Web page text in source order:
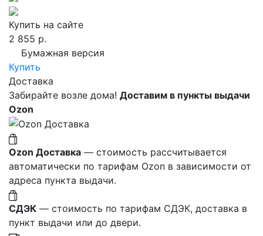
Купить на сайте
2 855 р.
Бумажная версия
Купить
Доставка
Забирайте возле дома! Доставим в пункты выдачи
Ozon
Ozon Доставка — стоимость рассчитывается
автоматически по тарифам Ozon в зависимости от
адреса пункта выдачи.
СДЭК — стоимость по тарифам СДЭК, доставка в
пункт выдачи или до двери.